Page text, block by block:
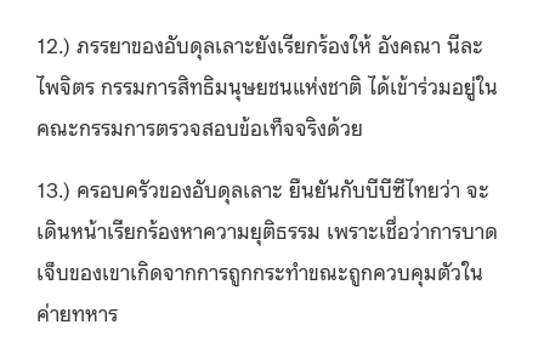
12.) ภรรยาของอับดุลเลาะยังเรียกร้องให้ อังคณา นีละ
ไพจิตร กรรมการสิทธิมนุษยชนแห่งชาติ ได้เข้าร่วมอยู่ใน
คณะกรรมการตรวจสอบข้อเท็จจริงด้วย
13.) ครอบครัวของอับดุลเลาะ ยืนยันกับบีบีซีไทยว่า จะ
เดินหน้าเรียกร้องหาความยุติธรรม เพราะเชื่อว่าการบาด
เจ็บของเขาเกิดจากการถูกกระทำขณะถูกควบคุมตัวใน
ค่ายทหาร